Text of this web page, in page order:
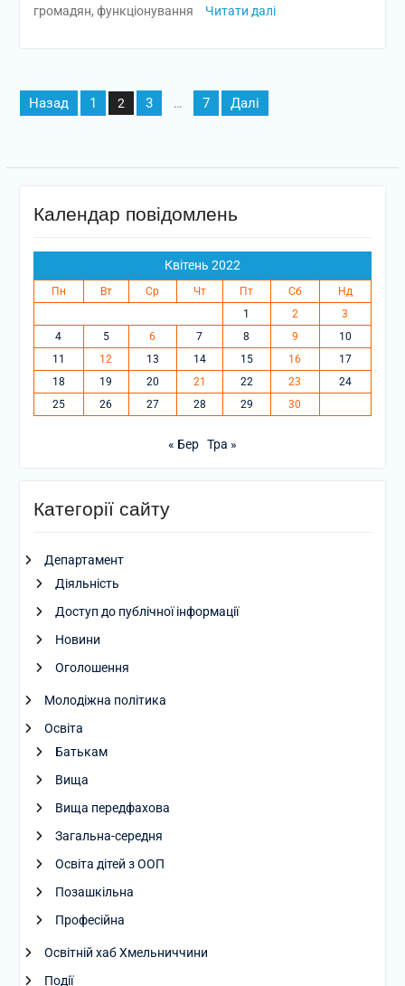
громадян, функціонування
Читати далі
Пагінація
записів
Назад 1 2 3 … 7 Далі
Календар повідомлень
Квітень 2022
Пн Вт Ср Чт Пт Сб
Нд
1
2
3
4
5 6 7 8 9
10
11
12 13 14 15 16
17
18
19 20 21 22 23
24
25
26 27 28 29 30
« Бер Тра »
Категорії сайту
Департамент
Діяльність
Доступ до публічної інформації
Новини
Оголошення
Молодіжна політика
Освіта
Батькам
Вища
Вища передфахова
Загальна-середня
Освіта дітей з ООП
Позашкільна
Професійна
Освітній хаб Хмельниччини
Події